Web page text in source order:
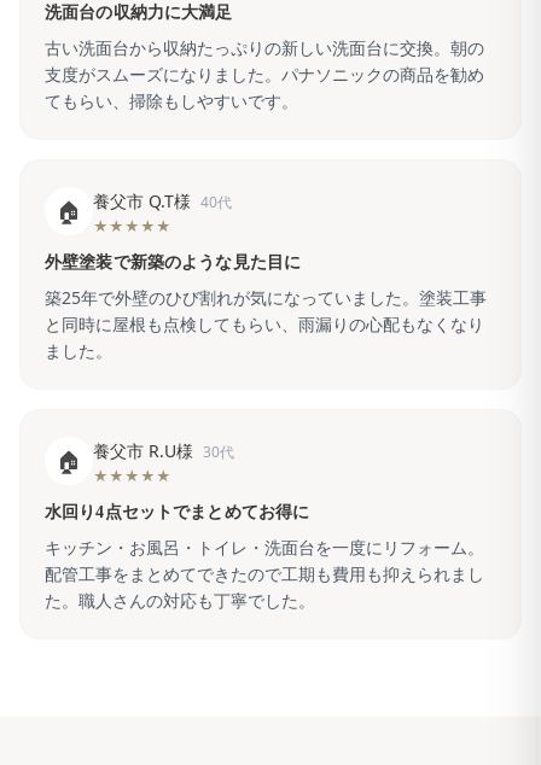
洗面台の収納力に大満足
古い洗面台から収納たっぷりの新しい洗面台に交換。朝の
支度がスムーズになりました。パナソニックの商品を勧め
てもらい、掃除もしやすいです。
🏠 養父市 Q.T様 40代
★★★★★
外壁塗装で新築のような見た目に
築25年で外壁のひび割れが気になっていました。塗装工事
と同時に屋根も点検してもらい、雨漏りの心配もなくなり
ました。
🏠 養父市 R.U様 30代
★★★★★
水回り4点セットでまとめてお得に
キッチン・お風呂・トイレ・洗面台を一度にリフォーム。
配管工事をまとめてできたので工期も費用も抑えられまし
た。職人さんの対応も丁寧でした。